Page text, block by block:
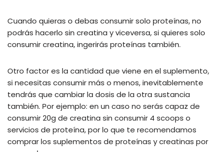
Cuando quieras o debas consumir solo proteínas, no
podrás hacerlo sin creatina y viceversa, si quieres solo
consumir creatina, ingerirás proteínas también.
Otro factor es la cantidad que viene en el suplemento,
si necesitas consumir más o menos, inevitablemente
tendrás que cambiar la dosis de la otra sustancia
también. Por ejemplo: en un caso no serás capaz de
consumir 20g de creatina sin consumir 4 scoops o
servicios de proteína, por lo que te recomendamos
comprar los suplementos de proteínas y creatinas por